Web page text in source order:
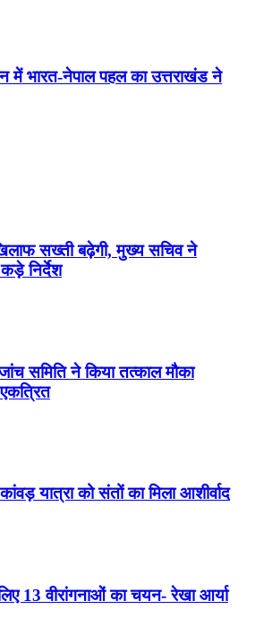
भारत-नेपाल पहल का उत्तराखंड ने
सख्ती बढ़ेगी, मुख्य सचिव ने
निर्देश
जांच समिति ने किया तत्काल मौका
यात्रा को संतों का मिला आशीर्वाद
13 वीरांगनाओं का चयन- रेखा आर्या